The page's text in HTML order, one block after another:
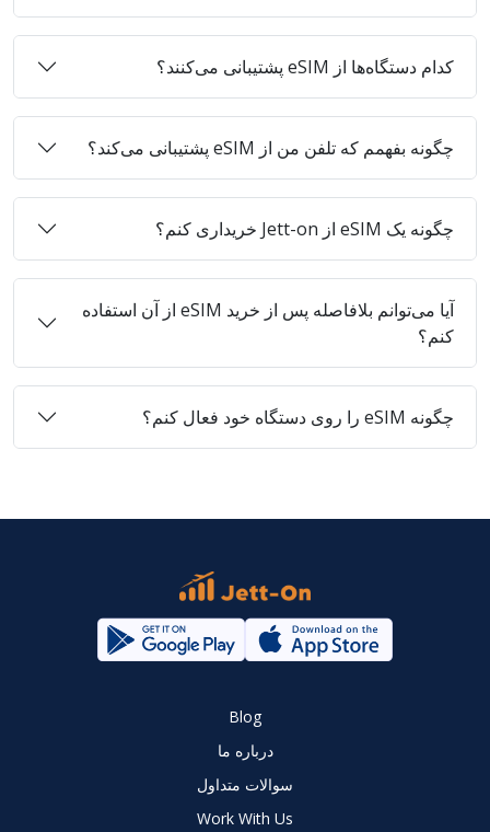
کدام دستگاه‌ها از eSIM پشتیبانی می‌کنند؟
چگونه بفهمم که تلفن من از eSIM پشتیبانی می‌کند؟
چگونه یک eSIM از Jett-on خریداری کنم؟
آیا می‌توانم بلافاصله پس از خرید eSIM از آن استفاده
کنم؟
چگونه eSIM را روی دستگاه خود فعال کنم؟
Blog
درباره ما
سوالات متداول
Work With Us